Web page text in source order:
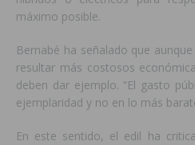
máximo posible.
Bernabé ha señalado que
resultar más costosos
deben dar ejemplo. “El gasto
ejemplaridad y no en lo más
En este sentido, el edil ha